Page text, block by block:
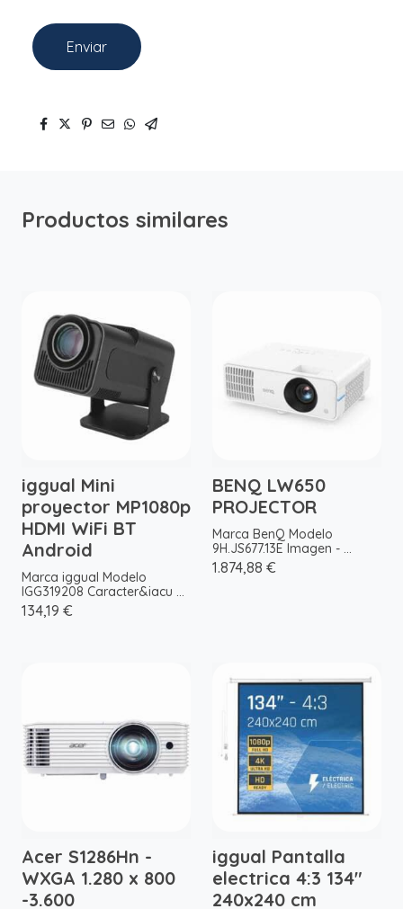
Enviar
Productos similares
iggual Mini
proyector MP1080p
HDMI WiFi BT
Android
Marca iggual Modelo
IGG319208 Caracter&iacu ...
134,19 €
BENQ LW650
PROJECTOR
Marca BenQ Modelo
9H.JS677.13E Imagen - ...
1.874,88 €
Acer S1286Hn -
WXGA 1.280 x 800
-3.600
iggual Pantalla
electrica 4:3 134"
240x240 cm